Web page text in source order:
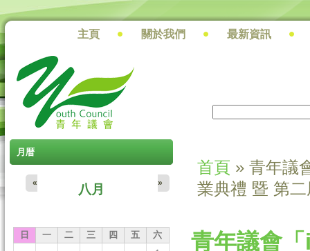
搜尋
主頁 關於我們 最新資訊
月暦
八月
« »
日 一 二 三 四 五
六
您在這裡
首頁 » 青年議
業典禮 暨 第
青年議會